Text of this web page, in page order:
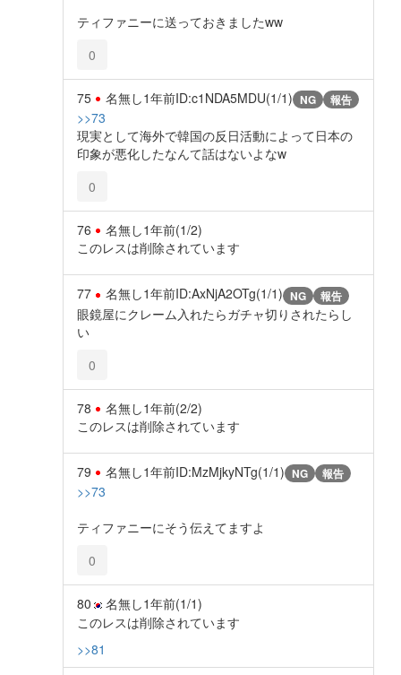
ティファニーに送っておきましたww
0
75 名無し1年前ID:c1NDA5MDU(1/1) NG 報告
>>73
現実として海外で韓国の反日活動によって日本の
印象が悪化したなんて話はないよなw
0
76 名無し1年前(1/2)
このレスは削除されています
77 名無し1年前ID:AxNjA2OTg(1/1) NG 報告
眼鏡屋にクレーム入れたらガチャ切りされたらし
い
0
78 名無し1年前(2/2)
このレスは削除されています
79 名無し1年前ID:MzMjkyNTg(1/1) NG 報告
>>73
ティファニーにそう伝えてますよ
0
80 名無し1年前(1/1)
このレスは削除されています
>>81